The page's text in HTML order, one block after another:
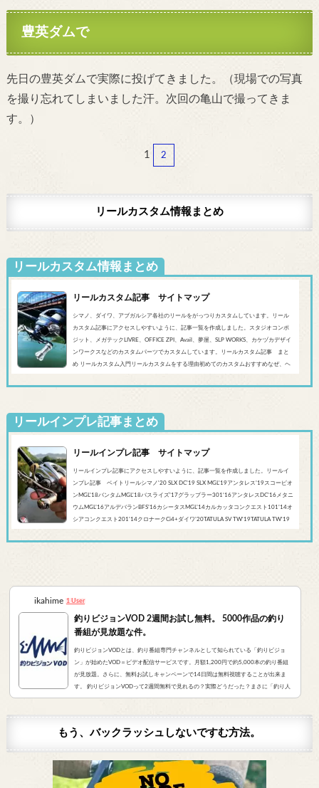
豊英ダムで
先日の豊英ダムで実際に投げてきました。（現場での写真
を撮り忘れてしまいました汗。次回の亀山で撮ってきま
す。）
1 2
リールカスタム情報まとめ
リールカスタム情報まとめ
リールカスタム記事 サイトマップ
シマノ、ダイワ、アブガルシア各社のリールをがっつりカスタムしています。リール
カスタム記事にアクセスしやすいように、記事一覧を作成しました。スタジオコンポ
ジット、メガテックLIVRE、OFFICE ZPI、Avail、夢屋、SLP WORKS、カケヅカデザイ
ンワークスなどのカスタムパーツでカスタムしています。リールカスタム記事 まと
め リールカスタム入門リールカスタムをする理由初めてのカスタムおすすめなぜ、ヘ
スMGL’19スコーピオンMGL&#0...
リールインプレ記事まとめ
リールインプレ記事 サイトマップ
リールインプレ記事にアクセスしやすいように、記事一覧を作成しました。リールイ
ンプレ記事 ベイトリールシマノ'20 SLX DC’19 SLX MGL'19アンタレス’19スコーピオ
ンMGL'18バンタムMGL'18バスライズ’17グラップラー301‘16アンタレスDC’16メタニ
ウムMGL’16アルデバランBFS’16カシータスMGL’14カルカッタコンクエスト101’14オ
シアコンクエスト201'14クロナークCi4+ダイワ’20TATULA SV TW'19TATULA TW'19
ガルシア’...
ikahime 1 User
釣りビジョンVOD 2週間お試し無料。 5000作品の釣り
番組が見放題な件。
釣りビジョンVODとは、釣り番組専門チャンネルとして知られている「釣りビジョ
ン」が始めたVOD＝ビデオ配信サービスです。月額1,200円で約5,000本の釣り番組
が見放題。さらに、無料お試しキャンペーンで14日間は無料視聴することが出来ま
す。 釣りビジョンVODって2週間無料で見れるの？実際どうだった？まさに「釣り人
が求めていたVOD」でした。実際にサービスを申し込んだので、レビューをお伝えし
もう、バックラッシュしないですむ方法。